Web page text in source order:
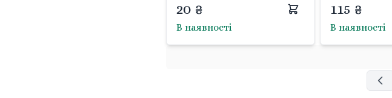
Ділонг
20 ₴
В наявності
115 ₴
В наявності